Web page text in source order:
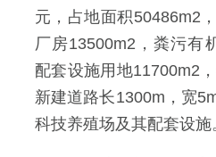
元，占地面积50486m2
厂房13500m2，粪污有
配套设施用地11700m2
新建道路长1300m，宽
科技养殖场及其配套设施